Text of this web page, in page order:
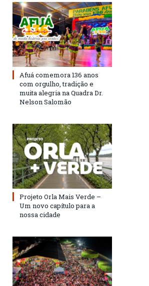
Afuá comemora 136 anos
com orgulho, tradição e
muita alegria na Quadra Dr.
Nelson Salomão
Projeto Orla Mais Verde –
Um novo capítulo para a
nossa cidade